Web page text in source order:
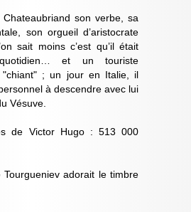
son verbe, sa
son orgueil d’aristocrate
sait moins c’est qu’il était
et un touriste
"chiant" ; un jour en Italie, il
à descendre avec lui
Vésuve.
de Victor Hugo : 513 000
Tourgueniev adorait le timbre